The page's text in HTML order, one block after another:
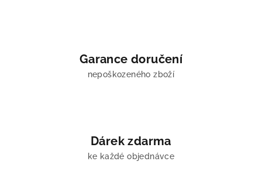
Garance doručení
nepoškozeného zboží
Dárek zdarma
ke každé objednávce